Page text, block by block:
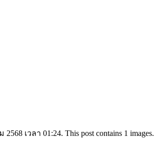
เวลา 01:24. This post contains 1 images.